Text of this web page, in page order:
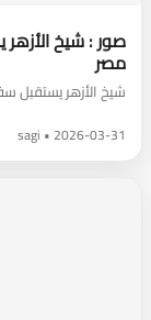
صور : شيخ
مصر
شيخ الأزهر يستقبل
2026-03-31 • sagi